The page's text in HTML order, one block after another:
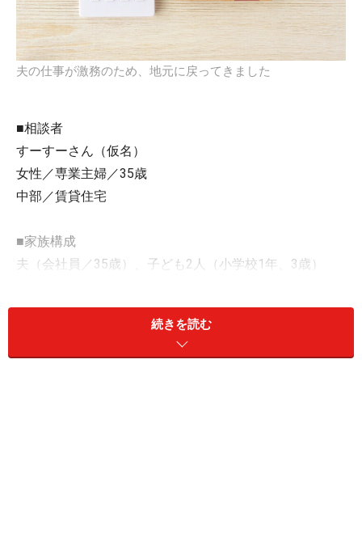
夫の仕事が激務のため、地元に戻ってきました
■相談者
すーすーさん（仮名）
女性／専業主婦／35歳
中部／賃貸住宅
■家族構成
夫（会社員／35歳）、子ども2人（小学校1年、3歳）
■相談内容
夫が転職をして年収が350万円ほど減りました。関東で
働いていましたが、激務のため地元に帰り転職しまし
続きを読む